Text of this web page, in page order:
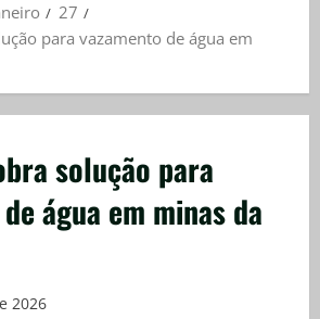
27
para vazamento de água em
solução para
água em minas da
2026